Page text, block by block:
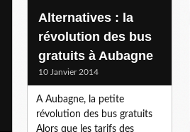
Alternatives : la
révolution des bus
gratuits à Aubagne
10 Janvier 2014
A Aubagne, la petite
révolution des bus gratuits
Alors que les tarifs des